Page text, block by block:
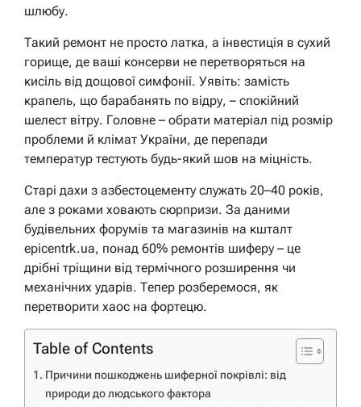
шлюбу.
Такий ремонт не просто латка, а інвестиція в сухий
горище, де ваші консерви не перетворяться на
кисіль від дощової симфонії. Уявіть: замість
крапель, що барабанять по відру, – спокійний
шелест вітру. Головне – обрати матеріал під розмір
проблеми й клімат України, де перепади
температур тестують будь-який шов на міцність.
Старі дахи з азбестоцементу служать 20–40 років,
але з роками ховають сюрпризи. За даними
будівельних форумів та магазинів на кшталт
epicentrk.ua, понад 60% ремонтів шиферу – це
дрібні тріщини від термічного розширення чи
механічних ударів. Тепер розберемося, як
перетворити хаос на фортецю.
Table of Contents
Причини пошкоджень шиферної покрівлі: від
природи до людського фактора